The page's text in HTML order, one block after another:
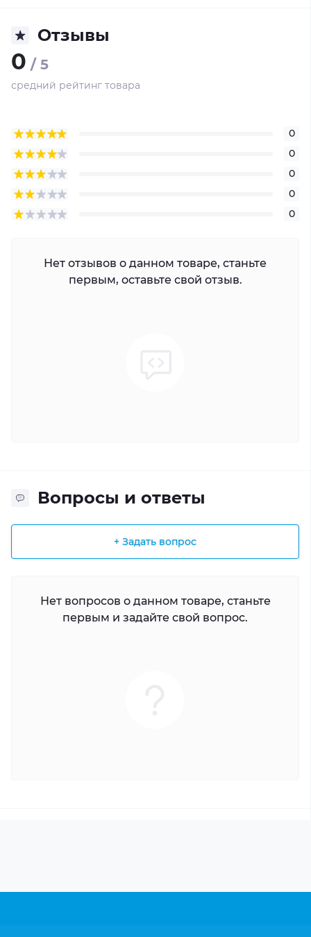
Отзывы
0 / 5
средний рейтинг товара
0
0
0
0
0
Нет отзывов о данном товаре, станьте
первым, оставьте свой отзыв.
Вопросы и ответы
+ Задать вопрос
Нет вопросов о данном товаре, станьте
первым и задайте свой вопрос.